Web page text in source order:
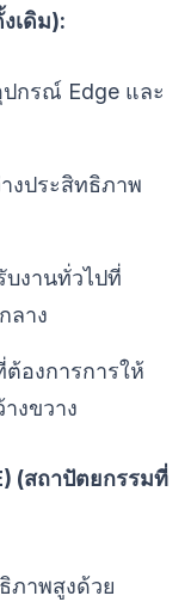
เดิม):
ปกรณ์ Edge และ
งประสิทธิภาพ
บงานทั่วไปที่
ลาง
ต้องการการให้
งขวาง
(สถาปัตยกรรมที่
ภาพสูงด้วย